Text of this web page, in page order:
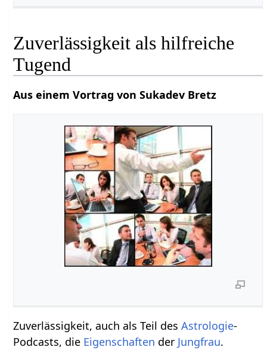
Zuverlässigkeit als hilfreiche
Tugend
Aus einem Vortrag von Sukadev Bretz
Zuverlässigkeit, auch als Teil desAstrologie-
Podcasts, die Eigenschaften der Jungfrau.